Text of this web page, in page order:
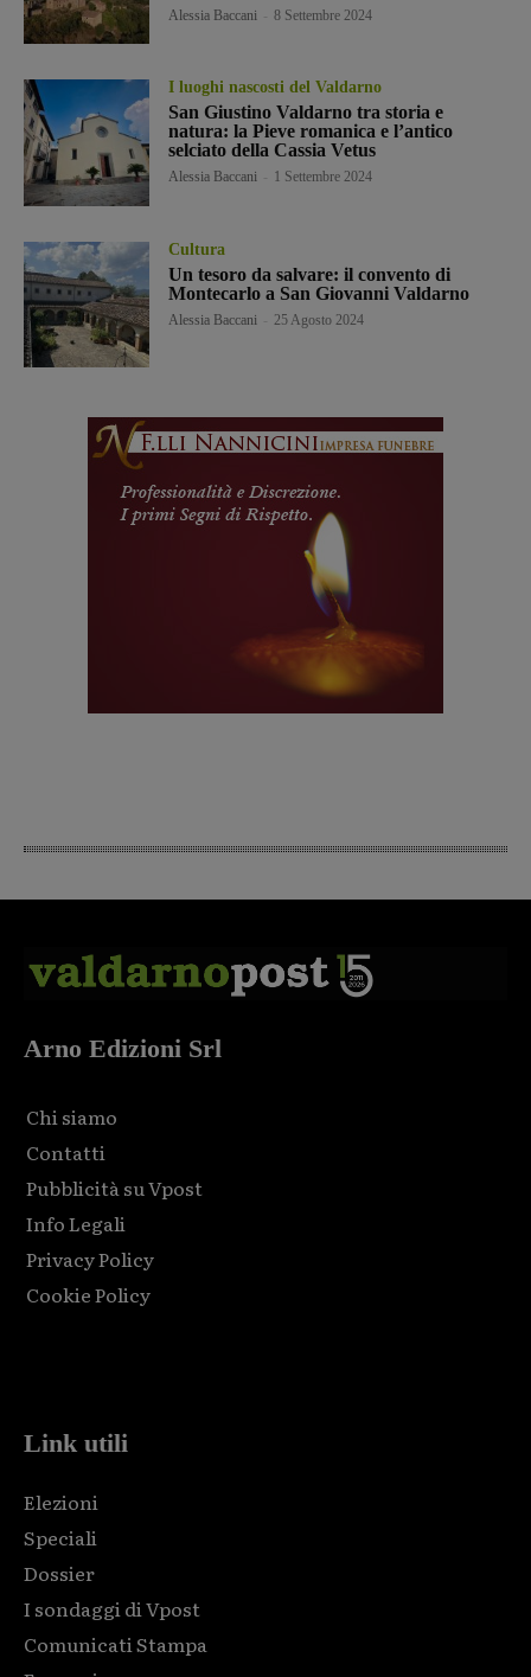
Alessia Baccani 8 Settembre 2024
I luoghi nascosti del Valdarno
San Giustino Valdarno tra storia e
natura: la Pieve romanica e l’antico
selciato della Cassia Vetus
Alessia Baccani 1 Settembre 2024
Cultura
Un tesoro da salvare: il convento di
Montecarlo a San Giovanni Valdarno
Alessia Baccani 25 Agosto 2024
Arno Edizioni Srl
Chi siamo
Contatti
Pubblicità su Vpost
Info Legali
Privacy Policy
Cookie Policy
Link utili
Elezioni
Speciali
Dossier
I sondaggi di Vpost
Comunicati Stampa